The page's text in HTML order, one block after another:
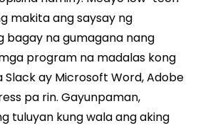
makita ang saysay ng
bagay na gumagana nang
program na madalas kong
Slack ay Microsoft Word, Adobe
pa rin. Gayunpaman,
tuluyan kung wala ang aking